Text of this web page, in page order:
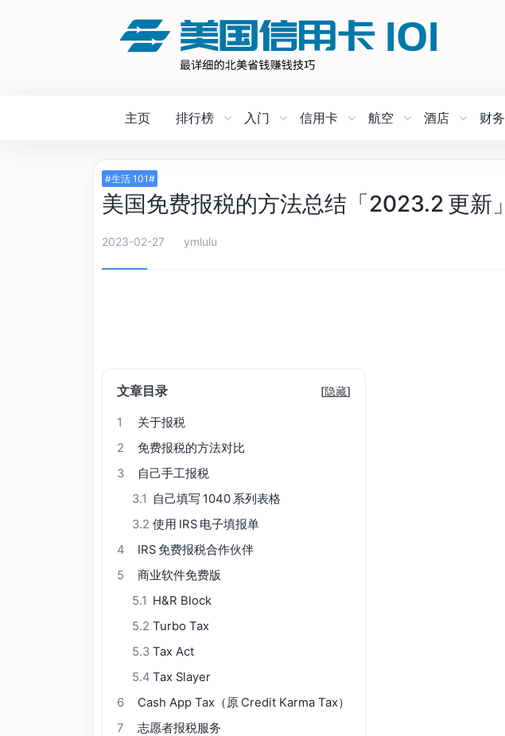
主页 排行榜 入门 信用卡 航空 酒店 财务
#生活 101#
美国免费报税的方法总结「2023.2 更新」
2023-02-27 ymlulu
文章目录 [隐藏]
1
关于报税
2
免费报税的方法对比
3
自己手工报税
3.1
自己填写 1040 系列表格
3.2 使用 IRS 电子填报单
4
IRS 免费报税合作伙伴
5
商业软件免费版
5.1 H&R Block
5.2 Turbo Tax
5.3 Tax Act
5.4 Tax Slayer
6
Cash App Tax（原 Credit Karma Tax）
7
志愿者报税服务